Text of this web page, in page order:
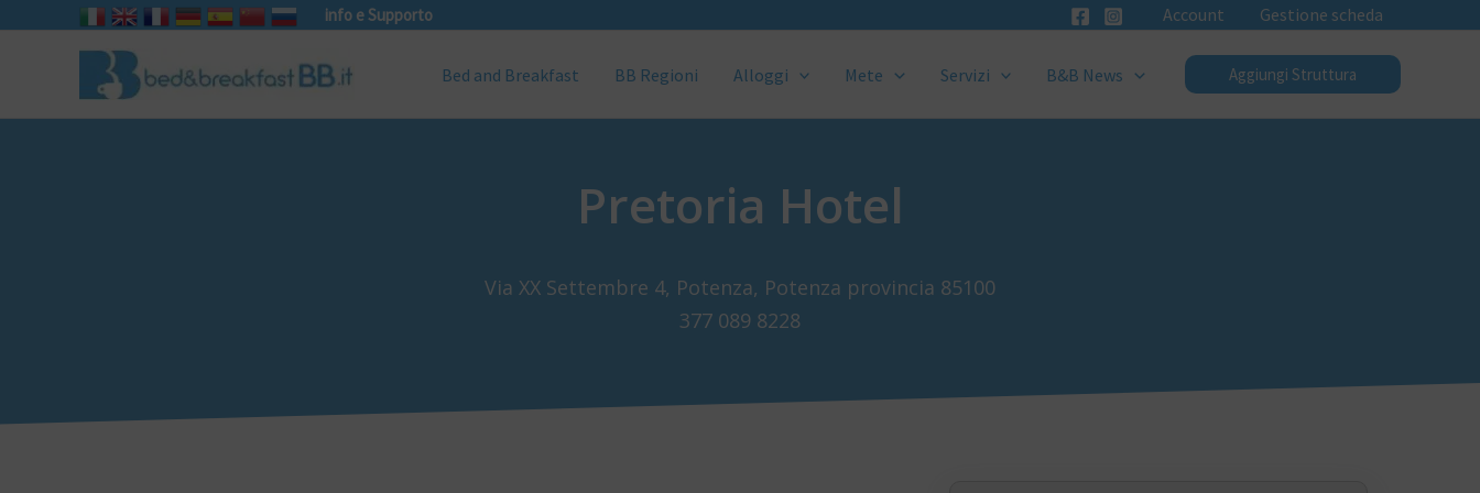
info e Supporto Account Gestione scheda
Bed and Breakfast BB Regioni Alloggi Mete Servizi B&B News Aggiungi Struttura
Pretoria Hotel
Via XX Settembre 4, Potenza, Potenza provincia 85100
377 089 8228